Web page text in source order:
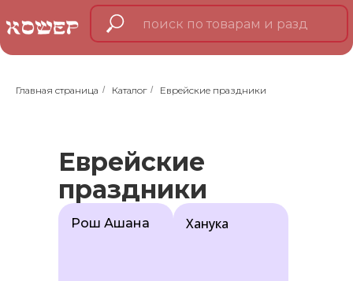
Главная страница / Каталог / Еврейские праздники
Еврейские
праздники
Рош Ашана Ханука